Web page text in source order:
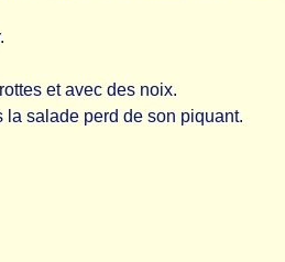
et avec des noix.
la salade perd de son piquant.